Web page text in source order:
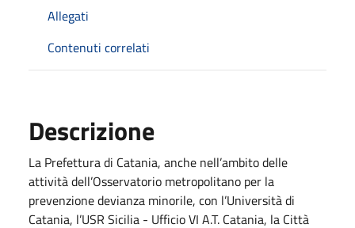
Allegati
Contenuti correlati
Descrizione
La Prefettura di Catania, anche nell’ambito delle
attività dell’Osservatorio metropolitano per la
prevenzione devianza minorile, con l’Università di
Catania, l’USR Sicilia - Ufficio VI A.T. Catania, la Città